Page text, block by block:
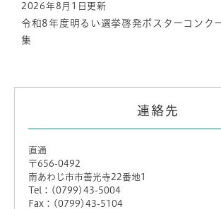
2026年8月1日更新
令和8年度明るい選挙啓発ポスターコンク
集
連絡先
直通
〒656-0492
南あわじ市市善光寺22番地1
Tel：(0799)43-5004
Fax：(0799)43-5104